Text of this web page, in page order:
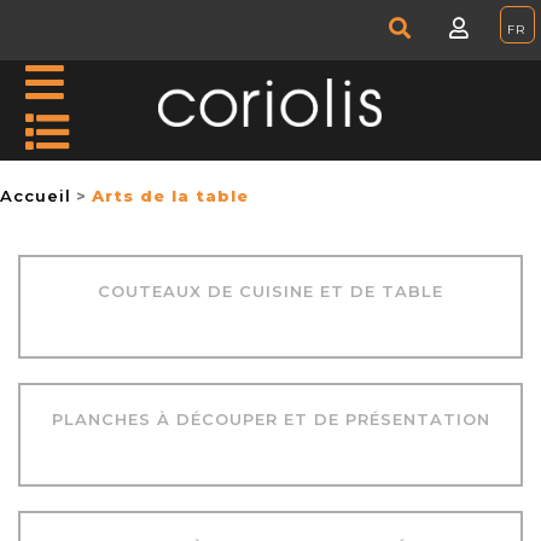
Accueil Arts de la table
COUTEAUX DE CUISINE ET DE TABLE
PLANCHES À DÉCOUPER ET DE PRÉSENTATION